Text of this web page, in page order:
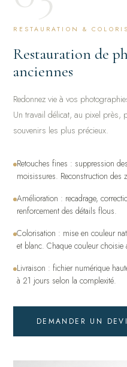
RESTAURATION &
Restauration de
anciennes
Redonnez vie à vos
Un travail délicat, au pixel près,
souvenirs les plus précieux.
Retouches fines : suppression
moisissures. Reconstruction des
Amélioration : recadrage,
renforcement des détails flous.
Colorisation : mise en couleur
et blanc. Chaque couleur choisie
Livraison : fichier numérique
à 21 jours selon la complexité.
DEMANDER UN